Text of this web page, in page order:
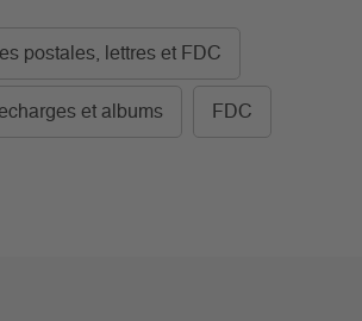
postales, lettres et FDC
et albums FDC